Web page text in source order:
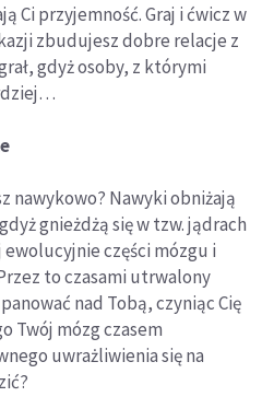
Ci przyjemność. Graj i ćwicz w
zbudujesz dobre relacje z
gdyż osoby, z którymi
nawykowo? Nawyki obniżają
gnieżdżą się w tzw. jądrach
części mózgu i
to czasami utrwalony
nad Tobą, czyniąc Cię
Twój mózg czasem
uwrażliwienia się na